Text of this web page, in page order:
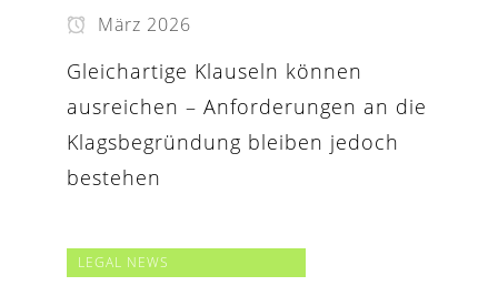
März 2026
Gleichartige Klauseln können
ausreichen – Anforderungen an die
Klagsbegründung bleiben jedoch
bestehen
LEGAL NEWS